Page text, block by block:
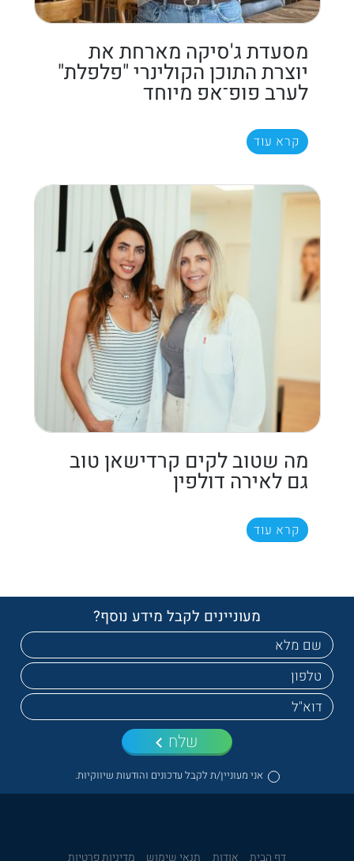
מסעדת ג'סיקה מארחת את
יוצרת התוכן הקולינרי "פלפלת"
לערב פופ־אפ מיוחד
קרא עוד
מה שטוב לקים קרדישאן טוב
גם לאירה דולפין
קרא עוד
מעוניינים לקבל מידע נוסף?
אני מעוניין/ת לקבל עדכונים והודעות שיווקיות.
שלח